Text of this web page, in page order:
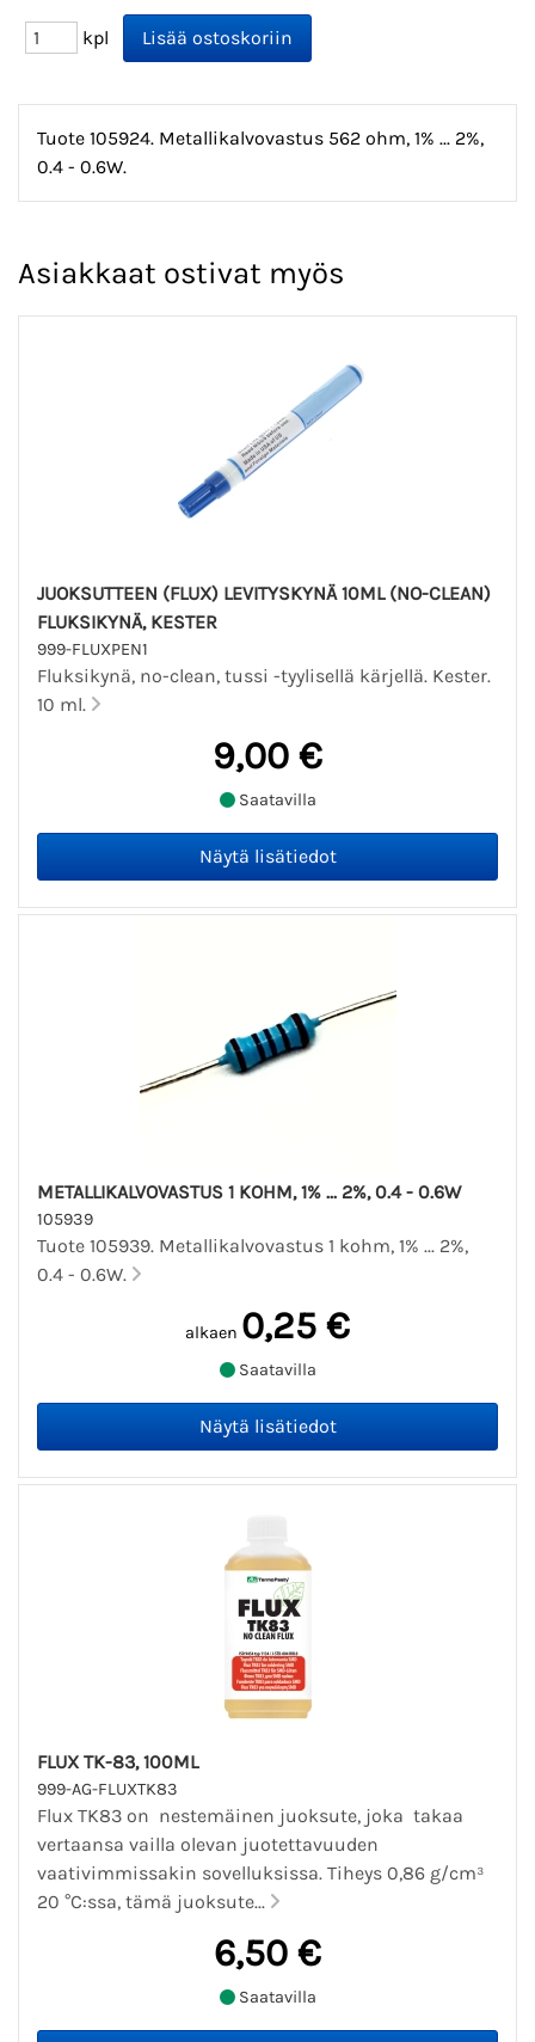
kpl
Tuote 105924. Metallikalvovastus 562 ohm, 1% ... 2%,
0.4 - 0.6W.
Asiakkaat ostivat myös
JUOKSUTTEEN (FLUX) LEVITYSKYNÄ 10ML (NO-CLEAN)
FLUKSIKYNÄ, KESTER
999-FLUXPEN1
Fluksikynä, no-clean, tussi -tyylisellä kärjellä. Kester.
10 ml.
9,00 €
Saatavilla
METALLIKALVOVASTUS 1 KOHM, 1% ... 2%, 0.4 - 0.6W
105939
Tuote 105939. Metallikalvovastus 1 kohm, 1% ... 2%,
0.4 - 0.6W.
alkaen 0,25 €
Saatavilla
FLUX TK-83, 100ML
999-AG-FLUXTK83
Flux TK83 on nestemäinen juoksute, joka takaa
vertaansa vailla olevan juotettavuuden
vaativimmissakin sovelluksissa. Tiheys 0,86 g/cm³
20 °C:ssa, tämä juoksute...
6,50 €
Saatavilla